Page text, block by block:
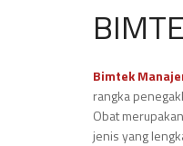
Bimtek
rangka
Obat
jenis yang